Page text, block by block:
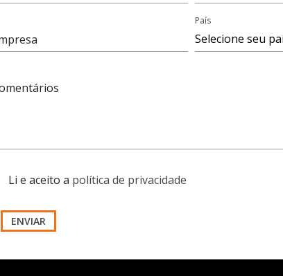
País
Li e aceito a política de privacidade
ENVIAR